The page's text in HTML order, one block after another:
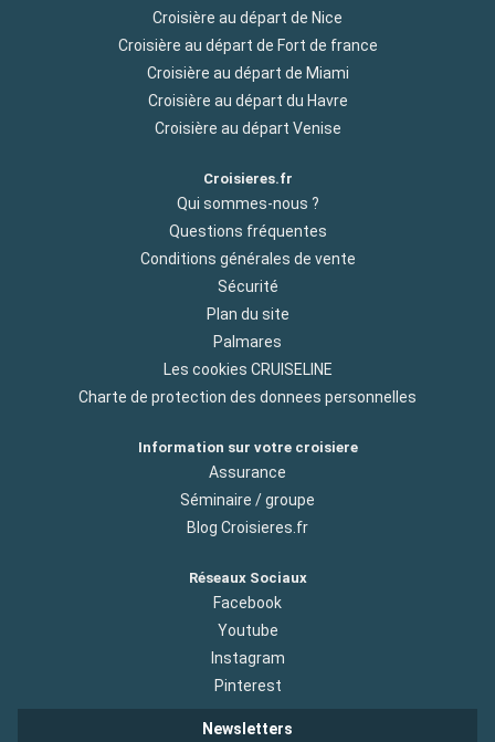
Croisière au départ de Nice
Croisière au départ de Fort de france
Croisière au départ de Miami
Croisière au départ du Havre
Croisière au départ Venise
Croisieres.fr
Qui sommes-nous ?
Questions fréquentes
Conditions générales de vente
Sécurité
Plan du site
Palmares
Les cookies CRUISELINE
Charte de protection des donnees personnelles
Information sur votre croisiere
Assurance
Séminaire / groupe
Blog Croisieres.fr
Réseaux Sociaux
Facebook
Youtube
Instagram
Pinterest
Newsletters